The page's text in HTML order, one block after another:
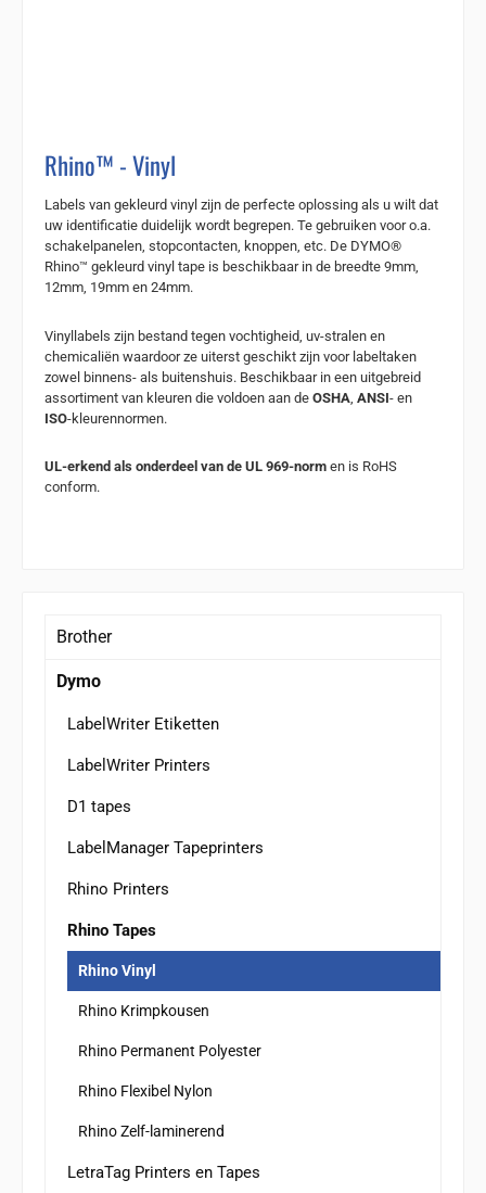
Rhino™ - Vinyl
Labels van gekleurd vinyl zijn de perfecte oplossing als u wilt dat
uw identificatie duidelijk wordt begrepen. Te gebruiken voor o.a.
schakelpanelen, stopcontacten, knoppen, etc. De DYMO®
Rhino™ gekleurd vinyl tape is beschikbaar in de breedte 9mm,
12mm, 19mm en 24mm.
Vinyllabels zijn bestand tegen vochtigheid, uv-stralen en
chemicaliën waardoor ze uiterst geschikt zijn voor labeltaken
zowel binnens- als buitenshuis. Beschikbaar in een uitgebreid
assortiment van kleuren die voldoen aan de OSHA ANSI- en
ISO-kleurennormen.
UL-erkend als onderdeel van de UL 969-norm en is RoHS
conform.
Brother
Dymo
LabelWriter Etiketten
LabelWriter Printers
D1 tapes
LabelManager Tapeprinters
Rhino Printers
Rhino Tapes
Rhino Vinyl
Rhino Krimpkousen
Rhino Permanent Polyester
Rhino Flexibel Nylon
Rhino Zelf-laminerend
LetraTag Printers en Tapes